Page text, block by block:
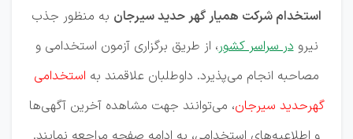
استخدام شرکت همیار گهر حدید سیرجان به منظور جذب
نیرودر سراسر کشور، از طریق برگزاری آزمون استخدامی و
مصاحبه انجام می‌پذیرد. داوطلبان علاقمند به استخدامی
گهرحدید سیرجان، می‌توانند جهت مشاهده آخرین آگهی‌ها